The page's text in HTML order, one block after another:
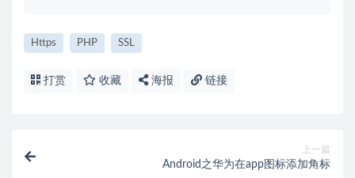
Https PHP SSL
打赏 收藏 海报 链接
上一篇
Android之华为在app图标添加角标